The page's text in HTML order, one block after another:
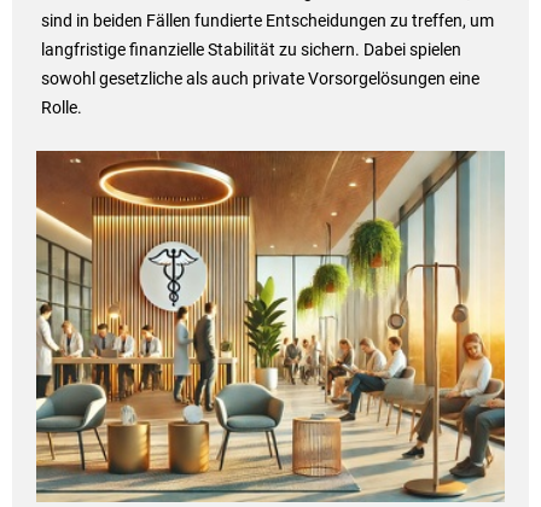
sind in beiden Fällen fundierte Entscheidungen zu treffen, um
langfristige finanzielle Stabilität zu sichern. Dabei spielen
sowohl gesetzliche als auch private Vorsorgelösungen eine
Rolle.